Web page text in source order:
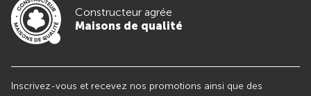
Constructeur agrée
Maisons de qualité
Inscrivez-vous et recevez nos promotions ainsi que des